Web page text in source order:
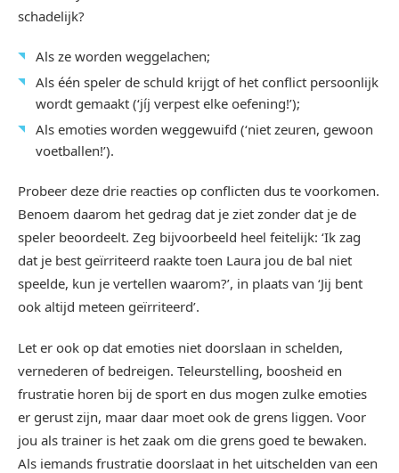
schadelijk?
Als ze worden weggelachen;
Als één speler de schuld krijgt of het conflict persoonlijk
wordt gemaakt (‘jíj verpest elke oefening!’);
Als emoties worden weggewuifd (‘niet zeuren, gewoon
voetballen!’).
Probeer deze drie reacties op conflicten dus te voorkomen.
Benoem daarom het gedrag dat je ziet zonder dat je de
speler beoordeelt. Zeg bijvoorbeeld heel feitelijk: ‘Ik zag
dat je best geïrriteerd raakte toen Laura jou de bal niet
speelde, kun je vertellen waarom?’, in plaats van ‘Jij bent
ook altijd meteen geïrriteerd’.
Let er ook op dat emoties niet doorslaan in schelden,
vernederen of bedreigen. Teleurstelling, boosheid en
frustratie horen bij de sport en dus mogen zulke emoties
er gerust zijn, maar daar moet ook de grens liggen. Voor
jou als trainer is het zaak om die grens goed te bewaken.
Als iemands frustratie doorslaat in het uitschelden van een